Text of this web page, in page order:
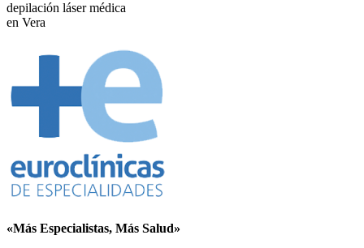
depilación láser médica
en Vera
«Más Especialistas, Más Salud»